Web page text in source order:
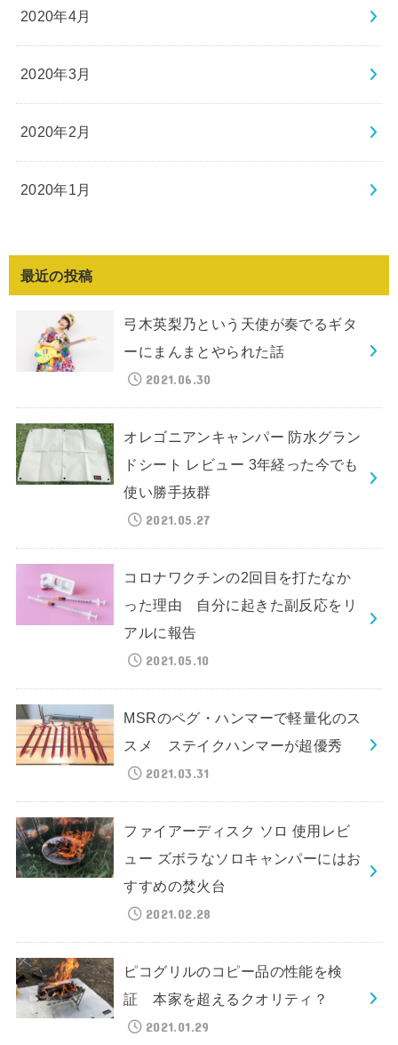
2020年4月
2020年3月
2020年2月
2020年1月
最近の投稿
弓木英梨乃という天使が奏でるギタ
ーにまんまとやられた話
2021.06.30
オレゴニアンキャンパー 防水グラン
ドシート レビュー 3年経った今でも
使い勝手抜群
2021.05.27
コロナワクチンの2回目を打たなか
った理由 自分に起きた副反応をリ
アルに報告
2021.05.10
MSRのペグ・ハンマーで軽量化のス
スメ ステイクハンマーが超優秀
2021.03.31
ファイアーディスク ソロ 使用レビ
ュー ズボラなソロキャンパーにはお
すすめの焚火台
2021.02.28
ピコグリルのコピー品の性能を検
証 本家を超えるクオリティ？
2021.01.29